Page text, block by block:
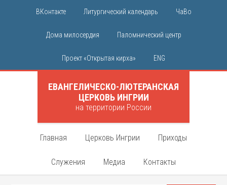
ВКонтакте Литургический календарь ЧаВо
Дома милосердия Паломнический центр
Проект «Открытая кирха» ENG
ЕВАНГЕЛИЧЕСКО-ЛЮТЕРАНСКАЯ
ЦЕРКОВЬ ИНГРИИ
на территории России
Главная Церковь Ингрии Приходы
Служения Медиа Контакты